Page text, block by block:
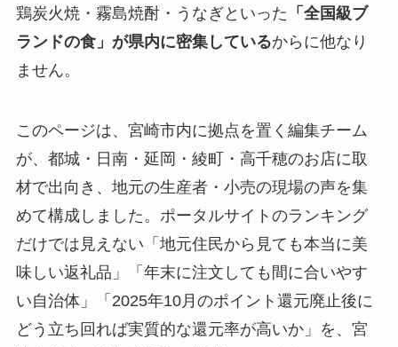
鶏炭火焼・霧島焼酎・うなぎといった 「全国級ブ
ランドの食」が県内に密集しているからに他なり
ません。
このページは、宮崎市内に拠点を置く編集チーム
が、都城・日南・延岡・綾町・高千穂のお店に取
材で出向き、地元の生産者・小売の現場の声を集
めて構成しました。ポータルサイトのランキング
だけでは見えない「地元住民から見ても本当に美
味しい返礼品」「年末に注文しても間に合いやす
い自治体」「2025年10月のポイント還元廃止後に
どう立ち回れば実質的な還元率が高いか」を、宮